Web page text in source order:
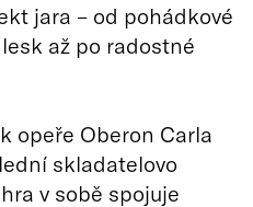
jara – od pohádkové
až po radostné
opeře Oberon Carla
skladatelovo
v sobě spojuje